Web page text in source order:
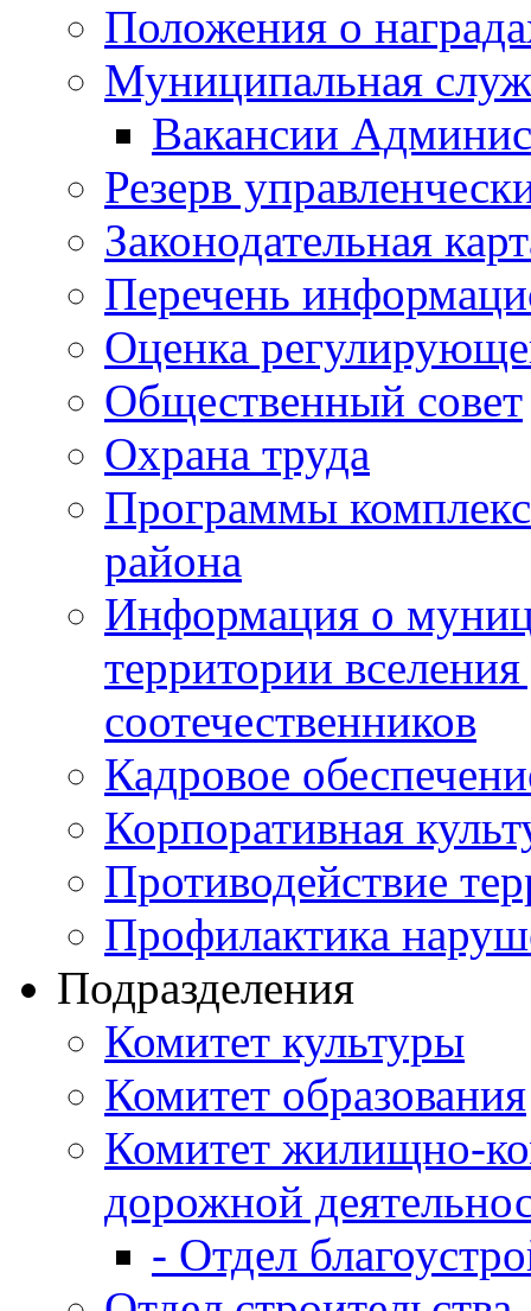
Положения о
Муниципальная
Вакансии
Резерв
Законодательная
Перечень
Оценка
Общественный совет
Охрана труда
Программы
района
Информация о
территории
соотечественников
Кадровое
Корпоративная
Противодействие
Профилактика
Подразделения
Комитет культуры
Комитет образования
Комитет жилищно-
дорожной
- Отдел